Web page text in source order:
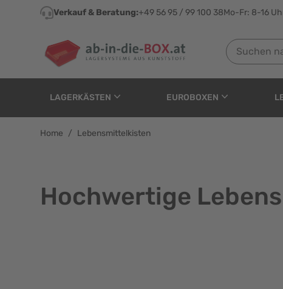
Direkt zum Inhalt
Verkauf & Beratung:+49 56 95 / 99 100 38Mo-Fr: 8-16
Suchen nach
LAGERKÄSTEN EUROBOXEN
Home / Lebensmittelkisten
Hochwertige